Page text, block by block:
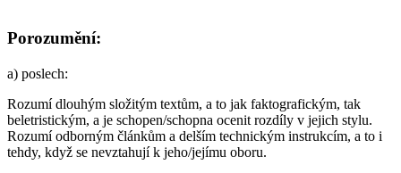
Porozumění:
a) poslech:
Rozumí dlouhým složitým textům, a to jak faktografickým, tak
beletristickým, a je schopen/schopna ocenit rozdíly v jejich stylu.
Rozumí odborným článkům a delším technickým instrukcím, a to i
tehdy, když se nevztahují k jeho/jejímu oboru.